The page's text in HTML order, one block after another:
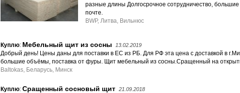
разные длины Долгосрочное сотрудничество,
почте.
BWP, Литва, Вильнюс
Куплю: Мебельный щит из сосны 13.02.2019
Добрый день! Цены даны для поставки в ЕС из РБ. Для РФ эта цена с доставкой в
большие объёмы, поставка от фуры. Щит мебельный из сосны.Сращенный на
Baltokas, Беларусь, Минск
Куплю: Сращенный сосновый щит 21.09.2018